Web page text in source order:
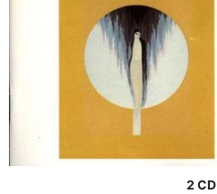
2 CD